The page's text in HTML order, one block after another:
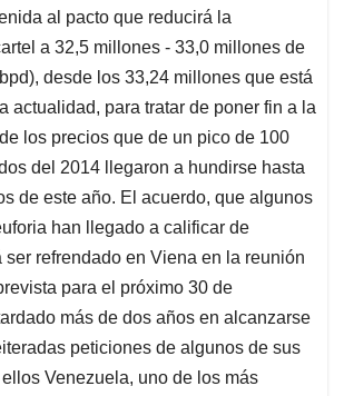
al pacto que reducirá la
a 32,5 millones - 33,0 millones de
desde los 33,24 millones que está
actualidad, para tratar de poner fin a la
los precios que de un pico de 100
del 2014 llegaron a hundirse hasta
de este año. El acuerdo, que algunos
han llegado a calificar de
ser refrendado en Viena en la reunión
para el próximo 30 de
más de dos años en alcanzarse
peticiones de algunos de sus
Venezuela, uno de los más